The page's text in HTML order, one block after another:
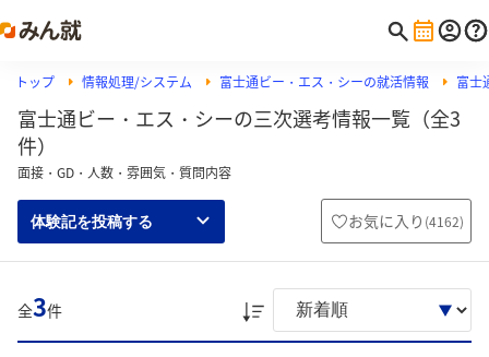
トップ 情報処理/システム 富士通ビー・エス・シーの就活情報 富士
富士通ビー・エス・シーの三次選考情報一覧（全3
件）
面接・GD・人数・雰囲気・質問内容
体験記を投稿する お気に入り (4162)
全3件